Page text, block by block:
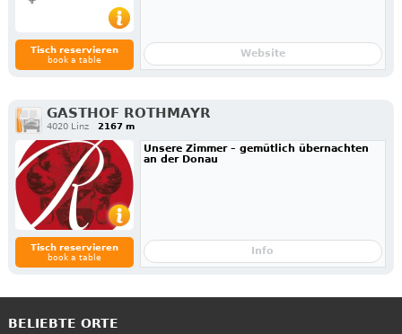
Tisch reservieren
book a table
Website
GASTHOF ROTHMAYR
4020 Linz 2167 m
Tisch reservieren
book a table
Unsere Zimmer – gemütlich übernachten
an der Donau
Info
BELIEBTE ORTE